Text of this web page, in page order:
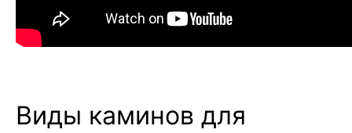
Виды каминов для